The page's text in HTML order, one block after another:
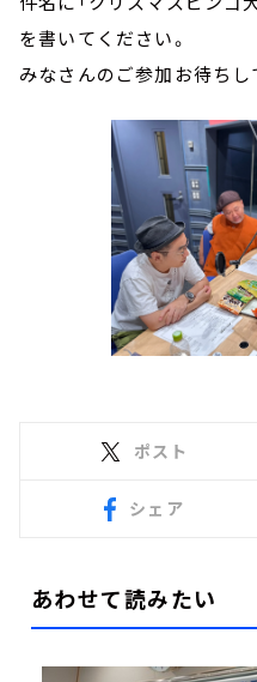
を書いてください。
みなさんのご参加お待ちし
ポスト
シェア
あわせて読みたい